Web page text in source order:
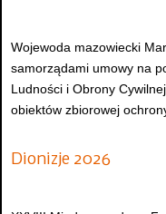
Wojewoda mazowiecki
samorządami umowy na
Ludności i Obrony
obiektów zbiorowej
Dionizje 2026